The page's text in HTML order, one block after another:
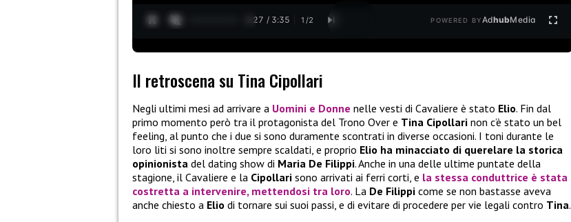
0:28 / 3:35 1 /2 POWERED BYAdhubMedia
Il retroscena su Tina Cipollari
Negli ultimi mesi ad arrivare a Uomini e Donne nelle vesti di Cavaliere è stato Elio. Fin dal
primo momento però tra il protagonista del Trono Over e Tina Cipollari non c’è stato un bel
feeling, al punto che i due si sono duramente scontrati in diverse occasioni. I toni durante le
loro liti si sono inoltre sempre scaldati, e proprio Elio ha minacciato di querelare la storica
opinionista del dating show di Maria De Filippi. Anche in una delle ultime puntate della
stagione, il Cavaliere e la Cipollari sono arrivati ai ferri corti, e la stessa conduttrice è stata
costretta a intervenire, mettendosi tra loro. La De Filippi come se non bastasse aveva
anche chiesto a Elio di tornare sui suoi passi, e di evitare di procedere per vie legali contro Tina.